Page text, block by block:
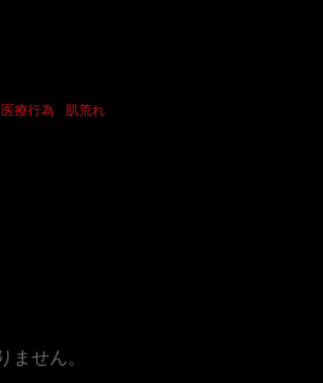
医療行為 肌荒れ
せん。